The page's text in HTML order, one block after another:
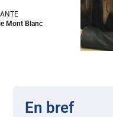
Mont Blanc
En bref